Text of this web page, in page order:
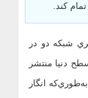
كند.
شبكه دو‌ در
دنيا منتشر
عبور مي‌كند، به‌طوري‌كه انگار